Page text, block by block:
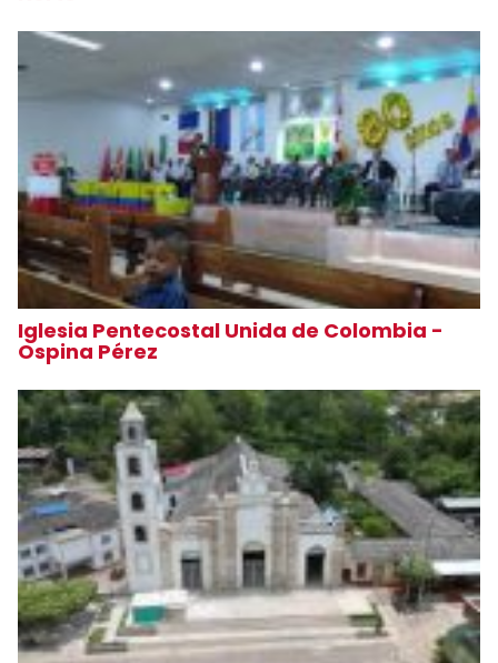
Iglesia Pentecostal Unida de Colombia -
Ospina Pérez